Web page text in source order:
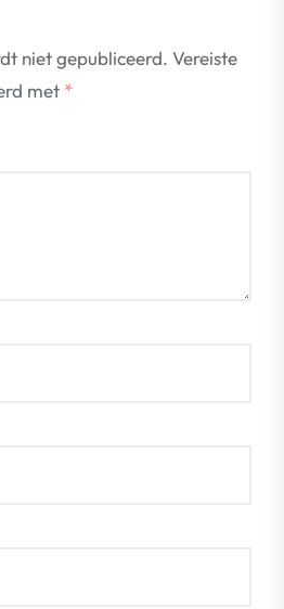
niet gepubliceerd. Vereiste
met *